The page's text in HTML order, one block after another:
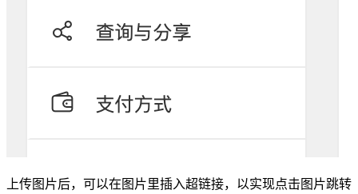
上传图片后，可以在图片里插入超链接，以实现点击图片跳转